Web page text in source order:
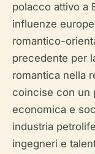
polacco attivo a
influenze
romantico-
precedente per
romantica nella
coincise con un
economica e
industria
ingegneri e